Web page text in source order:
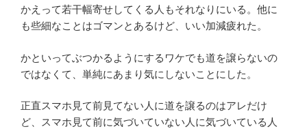
かえって若干幅寄せしてくる人もそれなりにいる。他に
も些細なことはゴマンとあるけど、いい加減疲れた。
かといってぶつかるようにするワケでも道を譲らないの
ではなくて、単純にあまり気にしないことにした。
正直スマホ見て前見てない人に道を譲るのはアレだけ
ど、スマホ見て前に気づいていない人に気づいている人